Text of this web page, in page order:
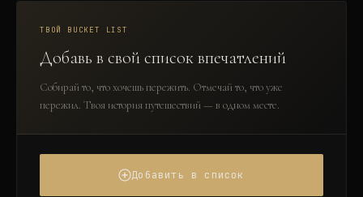
ТВОЙ BUCKET LIST
Добавь в свой список впечатлений
Собирай то, что хочешь пережить. Отмечай то, что уже
пережил. Твоя история путешествий — в одном месте.
Добавить в список